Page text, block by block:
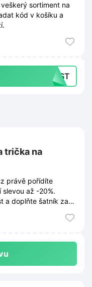
sortiment na
kód v košíku a
SST
trička na
právě pořídíte
až -20%.
a doplňte šatník za